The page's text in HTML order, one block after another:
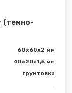
(темно-
60х60х2 мм
40х20х1,5 мм
грунтовка